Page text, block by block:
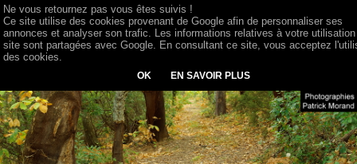
Ne vous retournez pas vous êtes suivis !
Ce site utilise des cookies provenant de Google afin de personnaliser ses
annonces et analyser son trafic. Les informations relatives à votre
site sont partagées avec Google. En consultant ce site, vous acceptez
des cookies.
OK EN SAVOIR PLUS